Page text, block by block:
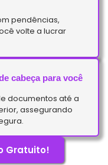
pendências,
volte a lucrar
cabeça para você
documentos até a
assegurando
Gratuito!